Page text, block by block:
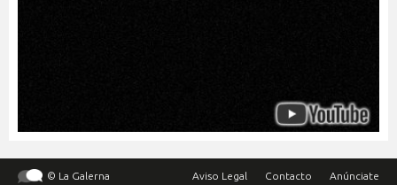
© La Galerna Aviso Legal Contacto Anúnciate